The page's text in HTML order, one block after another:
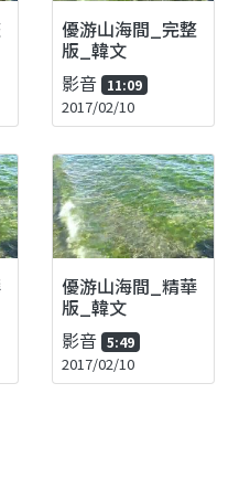
優游山海間_完整
版_韓文
影音 11:09
2017/02/10
優游山海間_精華
版_韓文
影音 5:49
2017/02/10